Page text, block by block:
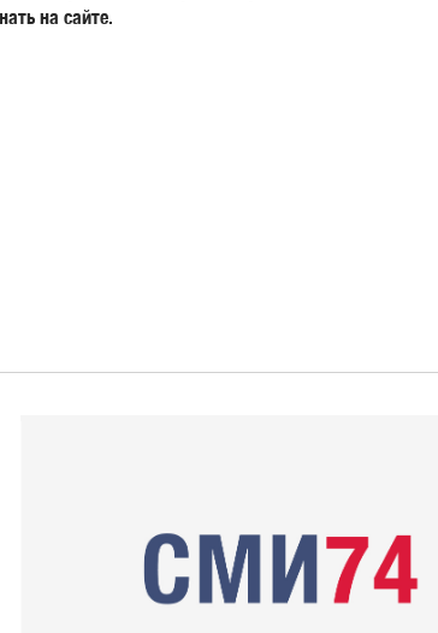
на сайте.